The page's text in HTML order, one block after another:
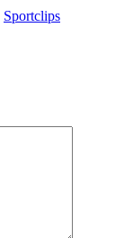
Sportclips